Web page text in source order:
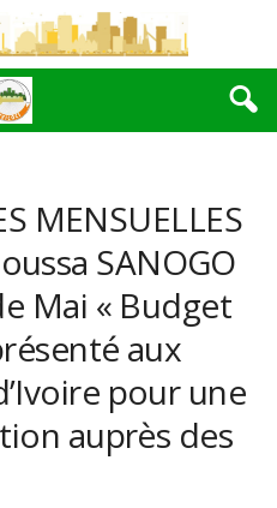
MENSUELLES
SANOGO
Mai « Budget
aux
pour une
auprès des